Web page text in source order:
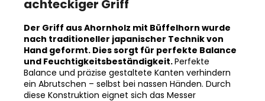
Der Griff aus Ahornholz mit Büffelhorn wurde
nach traditioneller japanischer Technik von
Hand geformt. Dies sorgt für perfekte Balance
und Feuchtigkeitsbeständigkeit.Perfekte
Balance und präzise gestaltete Kanten verhindern
ein Abrutschen – selbst bei nassen Händen. Durch
diese Konstruktion eignet sich das Messer
gleichermaßen für Rechts- wie auch für